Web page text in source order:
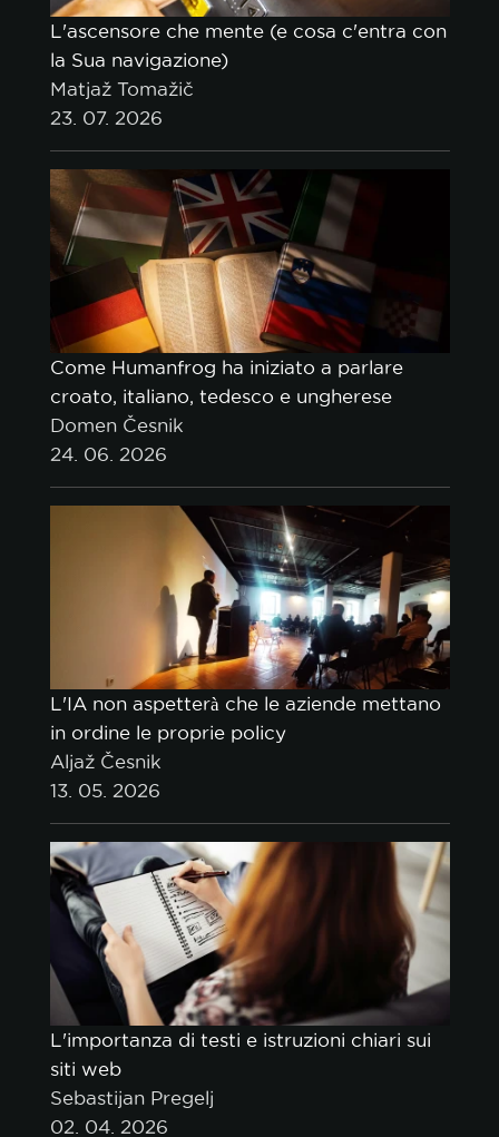
L'ascensore che mente (e cosa c'entra con
la Sua navigazione)
Matjaž Tomažič
23. 07. 2026
Come Humanfrog ha iniziato a parlare
croato, italiano, tedesco e ungherese
Domen Česnik
24. 06. 2026
L'IA non aspetterà che le aziende mettano
in ordine le proprie policy
Aljaž Česnik
13. 05. 2026
L'importanza di testi e istruzioni chiari sui
siti web
Sebastijan Pregelj
02. 04. 2026